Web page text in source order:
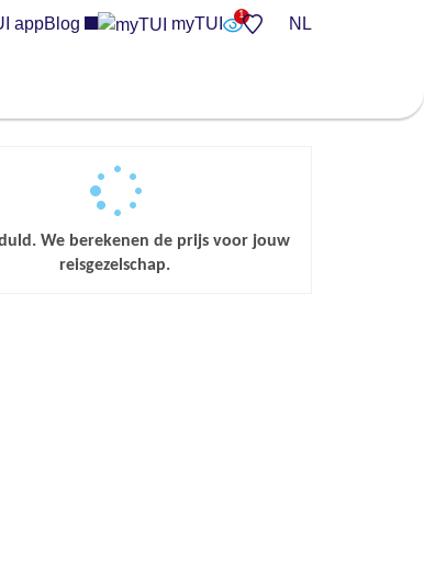
appBlog myTUI NL
We berekenen de prijs voor jouw
reisgezelschap.